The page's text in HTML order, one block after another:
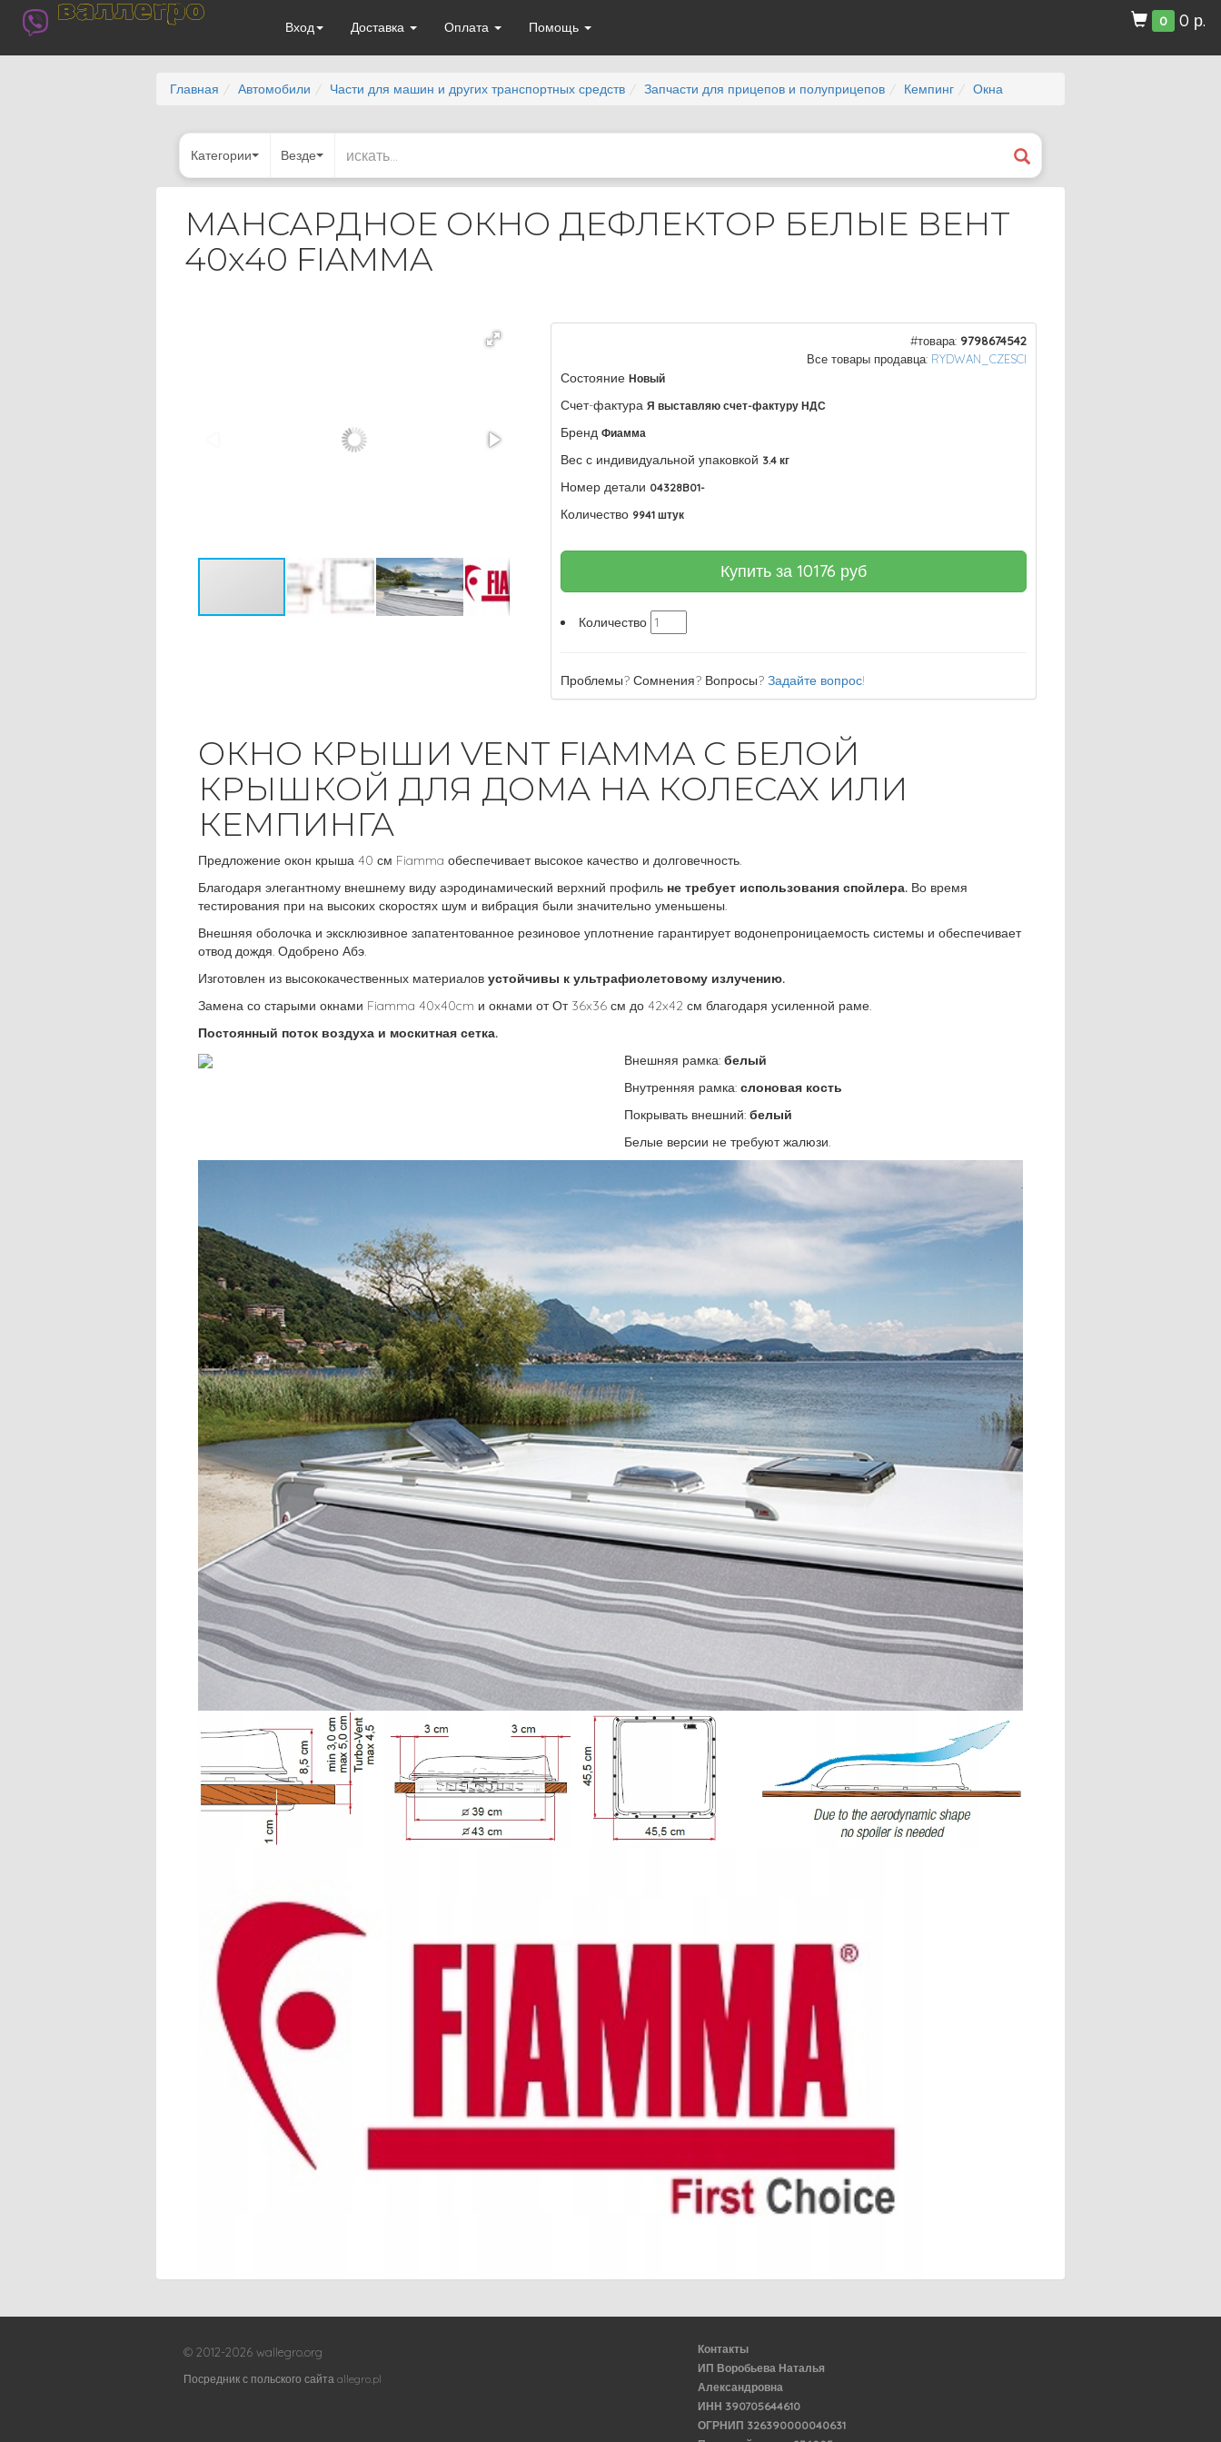
валлегро
Вход Доставка Оплата Помощь 0 0 р.
Главная Автомобили Части для машин и других транспортных средств Запчасти для прицепов и полуприцепов Кемпинг Окна
Категории Везде
МАНСАРДНОЕ ОКНО ДЕФЛЕКТОР БЕЛЫЕ ВЕНТ
40х40 FIAMMA
#товара: 9798674542
Все товары продавца: RYDWAN_CZESCI
Состояние Новый
Счет-фактура Я выставляю счет-фактуру НДС
Бренд Фиамма
Вес с индивидуальной упаковкой 3.4 кг
Номер детали 04328B01-
Количество 9941 штук
Купить за10176 руб
Количество
Проблемы? Сомнения? Вопросы?Задайте вопрос!
ОКНО КРЫШИ VENT FIAMMA С БЕЛОЙ
КРЫШКОЙ ДЛЯ ДОМА НА КОЛЕСАХ ИЛИ
КЕМПИНГА
Предложение окон крыша 40 см Fiamma обеспечивает высокое качество и долговечность.
Благодаря элегантному внешнему виду аэродинамический верхний профиль не требует использования спойлера. Во время
тестирования при на высоких скоростях шум и вибрация были значительно уменьшены.
Внешняя оболочка и эксклюзивное запатентованное резиновое уплотнение гарантирует водонепроницаемость системы и обеспечивает
отвод дождя. Одобрено Абэ.
Изготовлен из высококачественных материалов устойчивы к ультрафиолетовому излучению.
Замена со старыми окнами Fiamma 40x40cm и окнами от От 36x36 см до 42x42 см благодаря усиленной раме.
Постоянный поток воздуха и москитная сетка.
Внешняя рамка: белый
Внутренняя рамка: слоновая кость
Покрывать внешний: белый
Белые версии не требуют жалюзи.
© 2012-2026 wallegro.org
Посредник с польского сайта allegro.pl
Контакты
ИП Воробьева Наталья
Александровна
ИНН 390705644610
ОГРНИП 326390000040631